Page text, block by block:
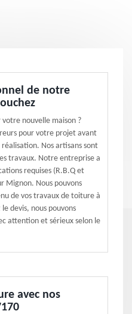
de notre
nouvelle maison ?
pour votre projet avant
Nos artisans sont
travaux. Notre entreprise a
requises (R.B.Q et
Mignon. Nous pouvons
de vos travaux de toiture à
devis, nous pouvons
attention et sérieux selon le
avec nos